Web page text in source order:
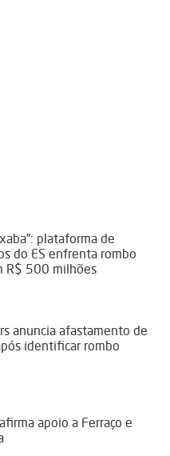
plataforma de
do ES enfrenta rombo
R$ 500 milhões
anuncia afastamento de
identificar rombo
apoio a Ferraço e